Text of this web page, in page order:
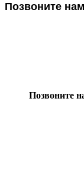
Позвоните нам
Позвоните